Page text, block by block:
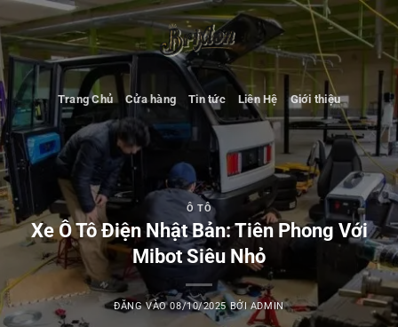
qua
nội
dung
Trang Chủ Cửa hàng Tin tức Liên Hệ Giới thiệu
Ô TÔ
Xe Ô Tô Điện Nhật Bản: Tiên Phong Với
Mibot Siêu Nhỏ
ĐĂNG VÀO08/10/2025 BỞIADMIN